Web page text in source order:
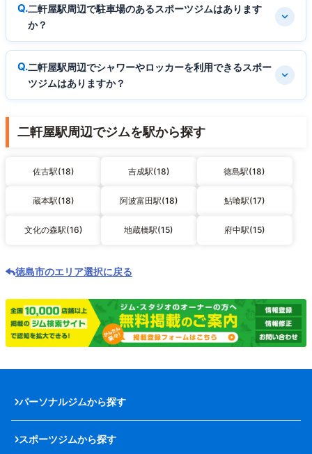
二軒屋駅周辺で駐車場のあるスポーツジムはあります
か？
二軒屋駅周辺でシャワーやロッカーを利用できるスポー
ツジムはありますか？
二軒屋駅周辺でジムを駅から探す
佐古駅(18) 吉成駅(18) 徳島駅(18)
蔵本駅(18) 阿波富田駅(18) 鮎喰駅(17)
文化の森駅(16) 地蔵橋駅(15) 府中駅(15)
徳島市のエリア選択に戻る
パーソナルジムから探す
スポーツジムから探す